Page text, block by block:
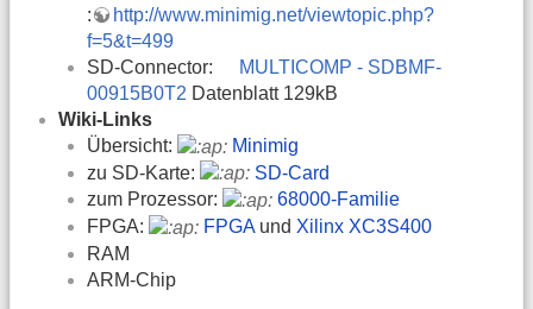
:
http://www.minimig.net/viewtopic.php?
f=5&t=499
SD-Connector:
MULTICOMP - SDBMF-
00915B0T2 Datenblatt 129kB
Wiki-Links
Übersicht:
Minimig
zu SD-Karte:
SD-Card
zum Prozessor:
68000-Familie
FPGA:
FPGAund Xilinx XC3S400
RAM
ARM-Chip